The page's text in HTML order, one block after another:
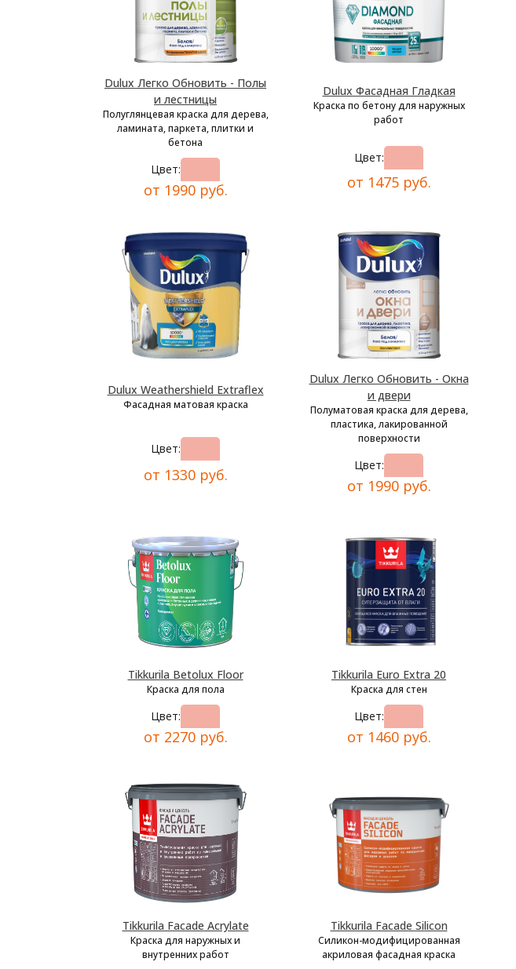
Dulux Легко Обновить - Полы
и лестницы
Полуглянцевая краска для дерева,
ламината, паркета, плитки и
бетона
Цвет:
от 1990 руб.
Dulux Фасадная Гладкая
Краска по бетону для наружных
работ
Цвет:
от 1475 руб.
Dulux Weathershield Extraflex
Фасадная матовая краска
Цвет:
от 1330 руб.
Dulux Легко Обновить - Окна
и двери
Полуматовая краска для дерева,
пластика, лакированной
поверхности
Цвет:
от 1990 руб.
Tikkurila Betolux Floor
Краска для пола
Цвет:
от 2270 руб.
Tikkurila Euro Extra 20
Краска для стен
Цвет:
от 1460 руб.
Tikkurila Facade Acrylate
Краска для наружных и
внутренних работ
Tikkurila Facade Silicon
Силикон-модифицированная
акриловая фасадная краска